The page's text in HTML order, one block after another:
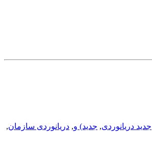
جدید دریانوردی, جدید) و, دریانوردی سازمان,